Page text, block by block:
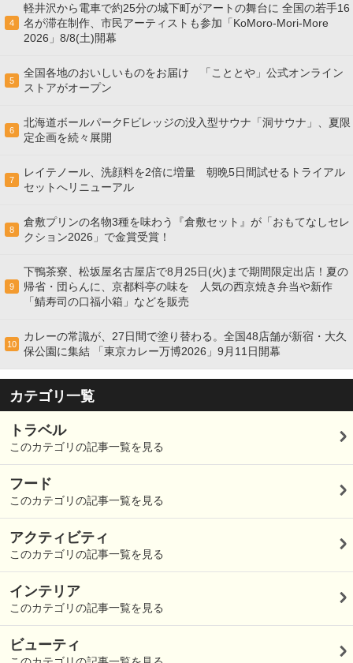
4
軽井沢から電車で約25分の城下町がアートの舞台に 全国の若手16
名が滞在制作、市民アーティストも参加「KoMoro-Mori-More
2026」8/8(土)開幕
5
全国各地のおいしいものをお届け 「こととや」公式オンライン
ストアがオープン
6
北海道ボールパークFビレッジの没入型サウナ「洞サウナ」、夏限
定企画を続々展開
7
レイテノール、洗顔料を2倍に増量 朝晩5日間試せるトライアル
セットへリニューアル
8
倉敷プリンの名物3種を味わう『倉敷セット』が「おもてなしセレ
クション2026」で金賞受賞！
9
下鴨茶寮、松坂屋名古屋店で8月25日(火)まで期間限定出店！夏の
帰省・団らんに、京都料亭の味を 人気の西京焼き弁当や新作
「鯖寿司の口福小箱」などを販売
10
カレーの常識が、27日間で塗り替わる。全国48店舗が新宿・大久
保公園に集結 「東京カレー万博2026」9月11日開幕
カテゴリ一覧
トラベル
このカテゴリの記事一覧を見る
フード
このカテゴリの記事一覧を見る
アクティビティ
このカテゴリの記事一覧を見る
インテリア
このカテゴリの記事一覧を見る
ビューティ